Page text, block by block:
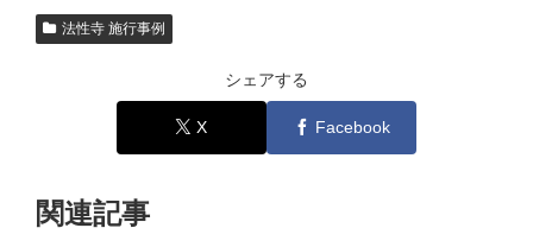
法性寺 施行事例
シェアする
X Facebook
関連記事